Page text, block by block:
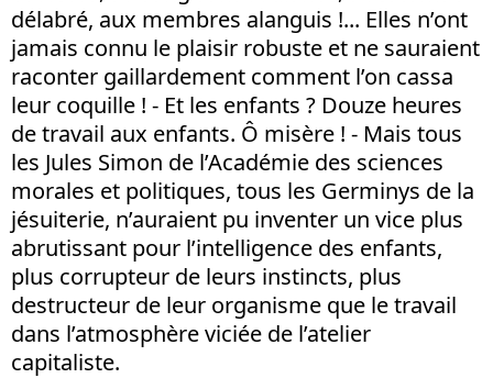
délabré, aux membres alanguis !... Elles n’ont
jamais connu le plaisir robuste et ne sauraient
raconter gaillardement comment l’on cassa
leur coquille ! - Et les enfants ? Douze heures
de travail aux enfants. Ô misère ! - Mais tous
les Jules Simon de l’Académie des sciences
morales et politiques, tous les Germinys de la
jésuiterie, n’auraient pu inventer un vice plus
abrutissant pour l’intelligence des enfants,
plus corrupteur de leurs instincts, plus
destructeur de leur organisme que le travail
dans l’atmosphère viciée de l’atelier
capitaliste.